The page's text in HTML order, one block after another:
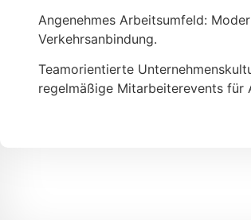
Angenehmes Arbeitsumfeld:
Verkehrsanbindung.
Teamorientierte
regelmäßige Mitarbeiterevents für